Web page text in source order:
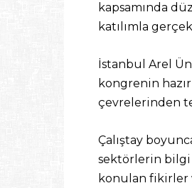
kapsamında
katılımla
İstanbul Arel
kongrenin
çevrelerinden
Çalıştay
sektörlerin bilgi
konulan fikirler